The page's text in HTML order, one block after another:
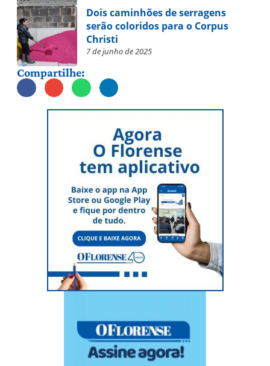
Dois caminhões de serragens
serão coloridos para o Corpus
Christi
7 de junho de 2025
Compartilhe: